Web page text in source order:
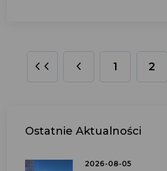
1 2
Ostatnie Aktualności
2026-08-05